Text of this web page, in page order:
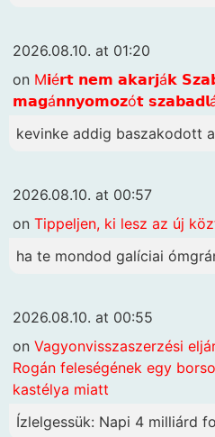
2026.08.10. at 01:20
on M𝗶é𝗿𝘁 𝗻𝗲𝗺 𝗮𝗸𝗮𝗿𝗷á𝗸
𝗺𝗮𝗴á𝗻𝗻𝘆𝗼𝗺𝗼𝘇ó𝘁
kevinke addig baszakodott
2026.08.10. at 00:57
on Tippeljen, ki lesz az új
ha te mondod galíciai
2026.08.10. at 00:55
on Vagyonvisszaszerzési
Rogán feleségének egy
kastélya miatt
Ízlelgessük: Napi 4 milliárd